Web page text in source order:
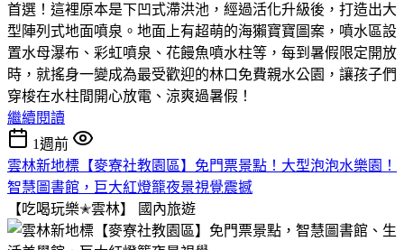
首選！這裡原本是下凹式滯洪池，經過活化升級後，打造出大
型陣列式地面噴泉。地面上有超萌的海獺寶寶圖案，噴水區設
置水母瀑布、彩虹噴泉、花饅魚噴水柱等，每到暑假限定開放
時，就搖身一變成為最受歡迎的林口免費親水公園，讓孩子們
穿梭在水柱間開心放電、涼爽過暑假！
繼續閱讀
1週前
雲林新地標【麥寮社教園區】免門票景點！大型泡泡水樂園！
智慧圖書館，巨大紅燈籠夜景視覺震撼
【吃喝玩樂✭雲林】
國內旅遊